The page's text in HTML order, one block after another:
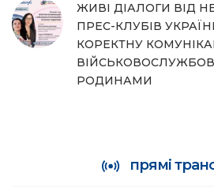
ЖИВІ ДІАЛОГИ ВІД
ПРЕС-КЛУБІВ
КОРЕКТНУ
РОДИНАМИ
прямі